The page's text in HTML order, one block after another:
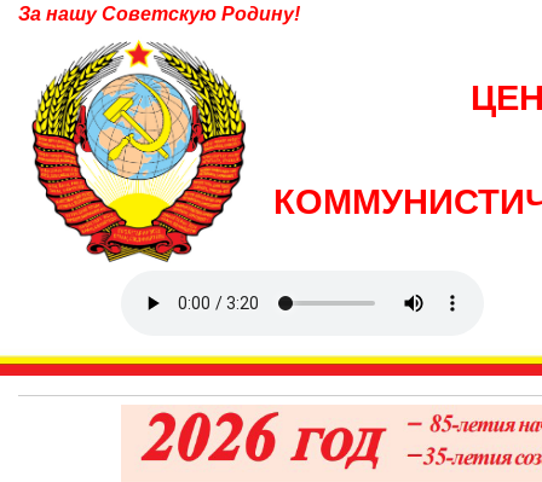
За нашу Советскую Родину!